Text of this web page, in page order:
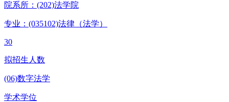
院系所：(202)法学院
专业：(035102)法律（法学）
30
拟招生人数
(06)数字法学
学术学位